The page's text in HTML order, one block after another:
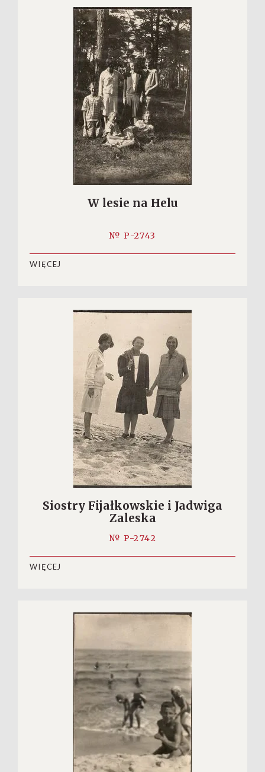
W lesie na Helu
№ P-2743
WIĘCEJ
Siostry Fijałkowskie i Jadwiga
Zaleska
№ P-2742
WIĘCEJ